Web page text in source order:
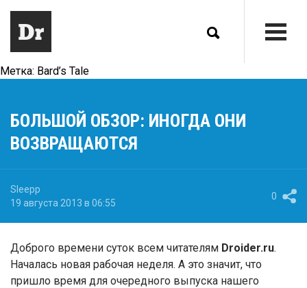
Метка: Bard’s Tale
БОЛЬШОЙ ОБЗОР: ИНОГДА ОНИ
ВОЗВРАЩАЮТСЯ
Sleepp
19 августа 2013 в 06:55
0
Доброго времени суток всем читателям Droider.ru.
Началась новая рабочая неделя. А это значит, что
пришло время для очередного выпуска нашего